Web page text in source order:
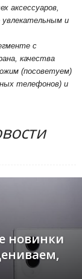
аксессуаров,
увлекательным и
с
качества
(посоветуем)
телефонов) и
новинки